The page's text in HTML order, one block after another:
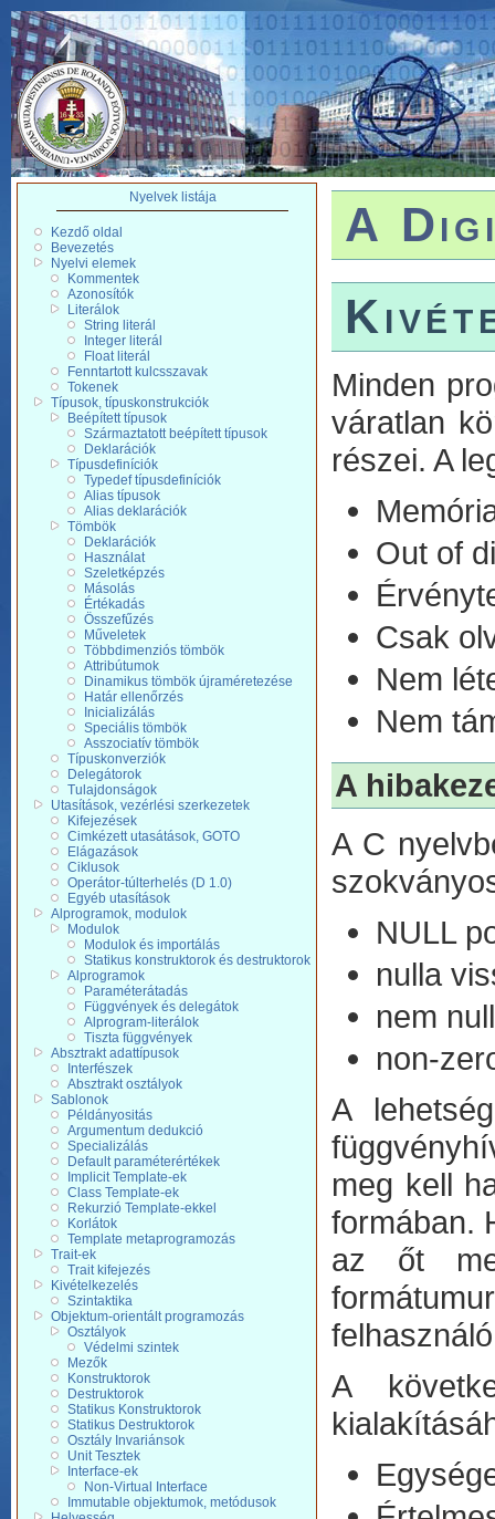
Nyelvek listája
Kezdő oldal
Bevezetés
Nyelvi elemek
Kommentek
Azonosítók
Literálok
String literál
Integer literál
Float literál
Fenntartott kulcsszavak
Tokenek
Típusok, típuskonstrukciók
Beépített típusok
Származtatott beépített típusok
Deklarációk
Típusdefiníciók
Typedef típusdefiníciók
Alias tí­pusok
Alias deklarációk
Tömbök
Deklarációk
Használat
Szeletképzés
Másolás
Értékadás
Összefűzés
Műveletek
Többdimenziós tömbök
Attribútumok
Dinamikus tömbök újraméretezése
Határ ellenőrzés
Inicializálás
Speciális tömbök
Asszociatív tömbök
Típuskonverziók
Delegátorok
Tulajdonságok
Utasítások, vezérlési szerkezetek
Kifejezések
Cimkézett utasátások, GOTO
Elágazások
Ciklusok
Operátor-túlterhelés (D 1.0)
Egyéb utasítások
Alprogramok, modulok
Modulok
Modulok és importálás
Statikus konstruktorok és destruktorok
Alprogramok
Paraméterátadás
Függvények és delegátok
Alprogram-literálok
Tiszta függvények
Absztrakt adattípusok
Interfészek
Absztrakt osztályok
Sablonok
Példányositás
Argumentum dedukció
Specializálás
Default paraméterértékek
Implicit Template-ek
Class Template-ek
Rekurzió Template-ekkel
Korlátok
Template metaprogramozás
Trait-ek
Trait kifejezés
Kivételkezelés
Szintaktika
Objektum-orientált programozás
Osztályok
Védelmi szintek
Mezők
Konstruktorok
Destruktorok
Statikus Konstruktorok
Statikus Destruktorok
Osztály Invariánsok
Unit Tesztek
Interface-ek
Non-Virtual Interface
Immutable objektumok, metódusok
A
Minden
váratlan
részei. A
Out of
Csak
Nem
Nem
A
A C
NULL
nulla
nem
non-
A
meg kell
formában.
az őt
A